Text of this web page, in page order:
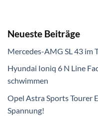
Neueste Beiträge
Mercedes-AMG SL 43 im
Hyundai Ioniq 6 N Line
schwimmen
Opel Astra Sports Tourer
Spannung!